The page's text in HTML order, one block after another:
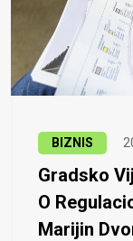
BIZNIS
Gradsko
O
Marijin